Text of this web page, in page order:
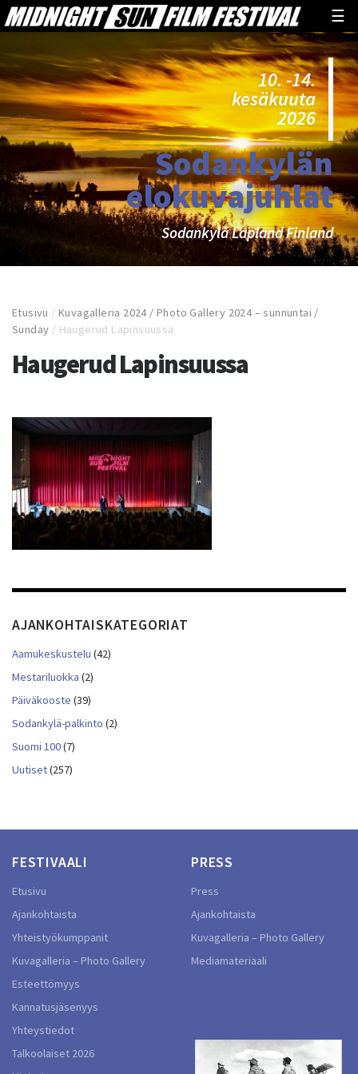
☰
10. -14.
kesäkuuta
2026
Sodankylän
elokuvajuhlat
Sodankylä Lapland Finland
Etusivu /Kuvagalleria 2024 / Photo Gallery 2024 – sunnuntai /
Sunday / Haugerud Lapinsuussa
Haugerud Lapinsuussa
AJANKOHTAISKATEGORIAT
Aamukeskustelu (42)
Mestariluokka (2)
Päiväkooste (39)
Sodankylä-palkinto (2)
Suomi 100(7)
Uutiset(257)
FESTIVAALI
Etusivu
Ajankohtaista
Yhteistyökumppanit
Kuvagalleria – Photo Gallery
Esteettömyys
Kannatusjäsenyys
Yhteystiedot
Talkoolaiset 2026
PRESS
Press
Ajankohtaista
Kuvagalleria – Photo Gallery
Mediamateriaali